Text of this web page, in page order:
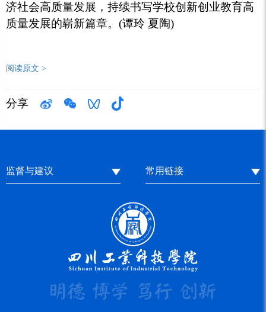
济社会高质量发展，持续书写学校创新创业教育高
质量发展的崭新篇章。(谭玲 夏陶)
阅读原文 >
分享
监督与建议 常用链接